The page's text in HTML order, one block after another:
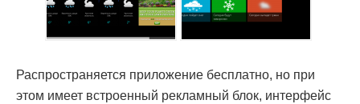
Распространяется приложение бесплатно, но при
этом имеет встроенный рекламный блок, интерфейс